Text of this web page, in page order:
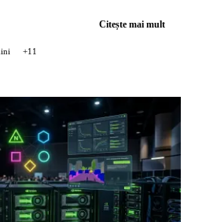
23 martie 2026.
Citește mai mult
+11